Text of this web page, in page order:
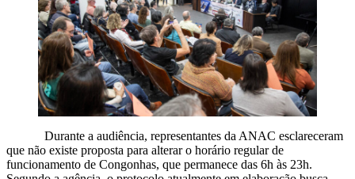
Durante a audiência, representantes da ANAC esclareceram
que não existe proposta para alterar o horário regular de
funcionamento de Congonhas, que permanece das 6h às 23h.